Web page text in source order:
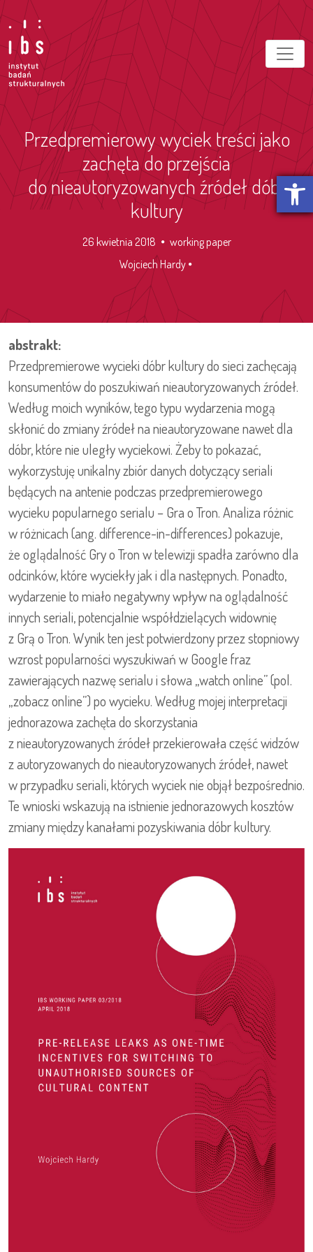
Otwórz
Przedpremierowy wyciek treści jako
zachęta do przejścia
do nieautoryzowanych źródeł dóbr
kultury
26 kwietnia 2018
working paper
Wojciech Hardy
abstrakt:
Przedpremierowe wycieki dóbr kultury do sieci zachęcają
konsumentów do poszukiwań nieautoryzowanych źródeł.
Według moich wyników, tego typu wydarzenia mogą
skłonić do zmiany źródeł na nieautoryzowane nawet dla
dóbr, które nie uległy wyciekowi. Żeby to pokazać,
wykorzystuję unikalny zbiór danych dotyczący seriali
będących na antenie podczas przedpremierowego
wycieku popularnego serialu – Gra o Tron. Analiza różnic
w różnicach (ang. difference-in-differences) pokazuje,
że oglądalność Gry o Tron w telewizji spadła zarówno dla
odcinków, które wyciekły jak i dla następnych. Ponadto,
wydarzenie to miało negatywny wpływ na oglądalność
innych seriali, potencjalnie współdzielących widownię
z Grą o Tron. Wynik ten jest potwierdzony przez stopniowy
wzrost popularności wyszukiwań w Google fraz
zawierających nazwę serialu i słowa „watch online” (pol.
„zobacz online”) po wycieku. Według mojej interpretacji
jednorazowa zachęta do skorzystania
z nieautoryzowanych źródeł przekierowała część widzów
z autoryzowanych do nieautoryzowanych źródeł, nawet
w przypadku seriali, których wyciek nie objął bezpośrednio.
Te wnioski wskazują na istnienie jednorazowych kosztów
zmiany między kanałami pozyskiwania dóbr kultury.